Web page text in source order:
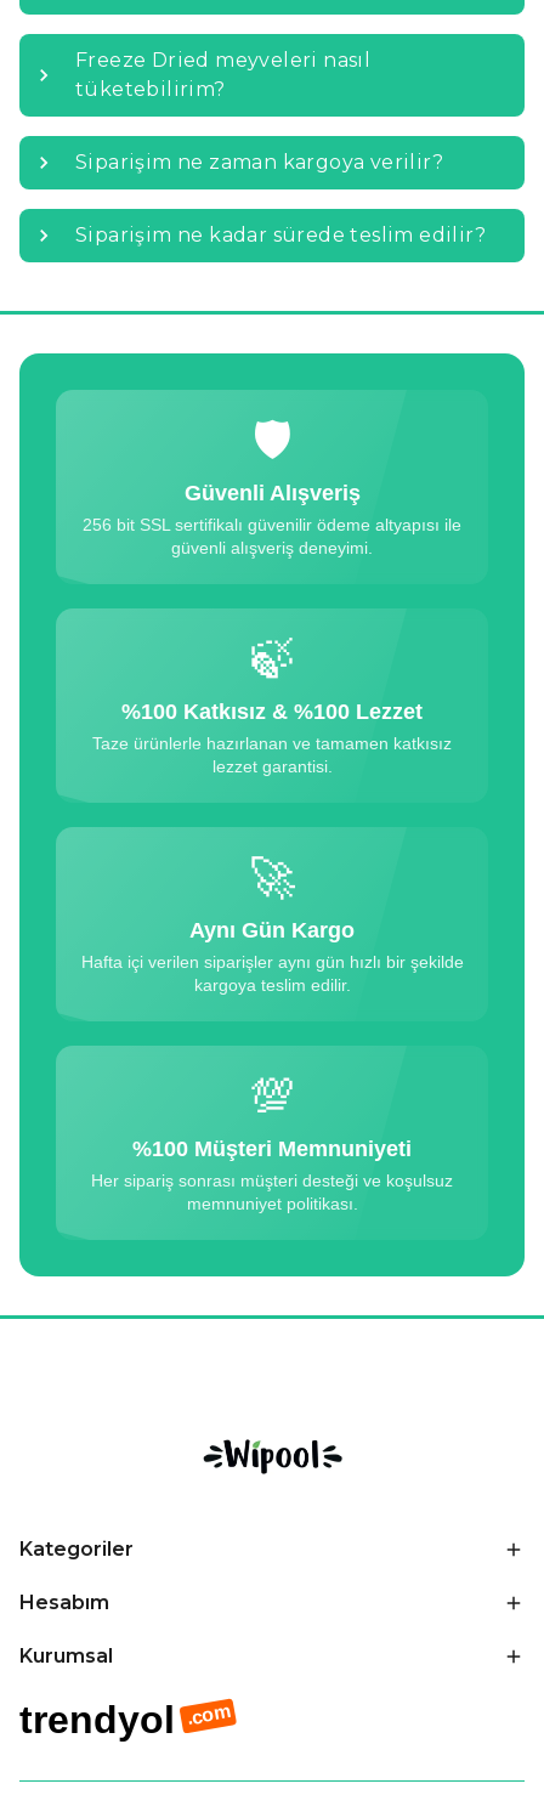
Freeze Dried meyveleri nasıl
tüketebilirim?
Siparişim ne zaman kargoya verilir?
Siparişim ne kadar sürede teslim edilir?
🛡
Güvenli Alışveriş
256 bit SSL sertifikalı güvenilir ödeme altyapısı ile
güvenli alışveriş deneyimi.
🍃
%100 Katkısız & %100 Lezzet
Taze ürünlerle hazırlanan ve tamamen katkısız
lezzet garantisi.
🚀
Aynı Gün Kargo
Hafta içi verilen siparişler aynı gün hızlı bir şekilde
kargoya teslim edilir.
💯
%100 Müşteri Memnuniyeti
Her sipariş sonrası müşteri desteği ve koşulsuz
memnuniyet politikası.
Kategoriler
Hesabım
Kurumsal
trendyol .com